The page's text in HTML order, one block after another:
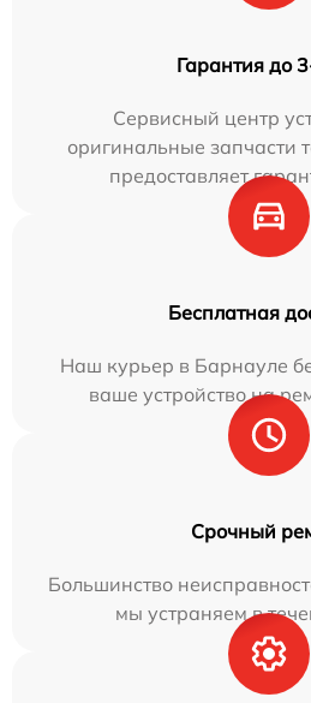
Гарантия до
Сервисный центр
оригинальные запчасти
предоставляет
Бесплатная
Наш курьер в Барнауле
ваше устройство на
Срочный
Большинство
мы устраняем в